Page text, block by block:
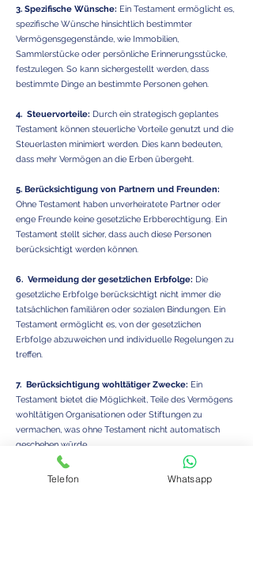
3. Spezifische Wünsche: Ein Testament ermöglicht es,
spezifische Wünsche hinsichtlich bestimmter
Vermögensgegenstände, wie Immobilien,
Sammlerstücke oder persönliche Erinnerungsstücke,
festzulegen. So kann sichergestellt werden, dass
bestimmte Dinge an bestimmte Personen gehen.
4. Steuervorteile: Durch ein strategisch geplantes
Testament können steuerliche Vorteile genutzt und die
Steuerlasten minimiert werden. Dies kann bedeuten,
dass mehr Vermögen an die Erben übergeht.
5. Berücksichtigung von Partnern und Freunden:
Ohne Testament haben unverheiratete Partner oder
enge Freunde keine gesetzliche Erbberechtigung. Ein
Testament stellt sicher, dass auch diese Personen
berücksichtigt werden können.
6. Vermeidung der gesetzlichen Erbfolge: Die
gesetzliche Erbfolge berücksichtigt nicht immer die
tatsächlichen familiären oder sozialen Bindungen. Ein
Testament ermöglicht es, von der gesetzlichen
Erbfolge abzuweichen und individuelle Regelungen zu
treffen.
7. Berücksichtigung wohltätiger Zwecke: Ein
Testament bietet die Möglichkeit, Teile des Vermögens
wohltätigen Organisationen oder Stiftungen zu
vermachen, was ohne Testament nicht automatisch
geschehen würde.
Vermeidung von Nachlassverwaltern: Ein Testament
kann einen Testamentsvollstrecker benennen, der
Telefon Whatsapp